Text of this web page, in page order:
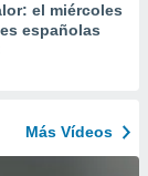
el miércoles
españolas
Más Vídeos